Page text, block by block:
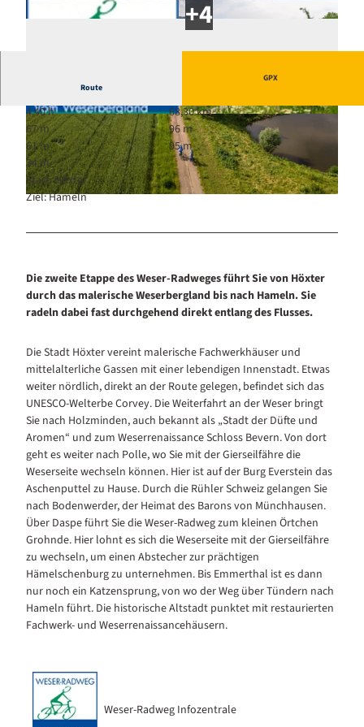
© Maximilian Semsch, Weserbergland Tourismus e.V. |
© Weserbergland Tourismus e.V., Weser-Radwe
g Infozentrale |
CC-BY-SA
© Maximilian Semsch, Weserbergland Tourismu
s e.V. |
Route
GPX
4:40 h
68,30 km
67 m
96 m
61 m
95 m
34 m
Start: Höxter
Ziel: Hameln
Die zweite Etappe des Weser-Radweges führt Sie von Höxter
durch das malerische Weserbergland bis nach Hameln. Sie
radeln dabei fast durchgehend direkt entlang des Flusses.
Die Stadt Höxter vereint malerische Fachwerkhäuser und
mittelalterliche Gassen mit einer lebendigen Innenstadt. Etwas
weiter nördlich, direkt an der Route gelegen, befindet sich das
UNESCO-Welterbe Corvey. Die Weiterfahrt an der Weser bringt
Sie nach Holzminden, auch bekannt als „Stadt der Düfte und
Aromen“ und zum Weserrenaissance Schloss Bevern. Von dort
geht es weiter nach Polle, wo Sie mit der Gierseilfähre die
Weserseite wechseln können. Hier ist auf der Burg Everstein das
Aschenputtel zu Hause. Durch die Rühler Schweiz gelangen Sie
nach Bodenwerder, der Heimat des Barons von Münchhausen.
Über Daspe führt Sie die Weser-Radweg zum kleinen Örtchen
Grohnde. Hier lohnt es sich die Weserseite mit der Gierseilfähre
zu wechseln, um einen Abstecher zur prächtigen
Hämelschenburg zu unternehmen. Bis Emmerthal ist es dann
nur noch ein Katzensprung, von wo der Weg über Tündern nach
Hameln führt. Die historische Altstadt punktet mit restaurierten
Fachwerk- und Weserrenaissancehäusern.
Weser-Radweg Infozentrale